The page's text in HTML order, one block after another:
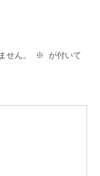
せん。 ※
が付いて